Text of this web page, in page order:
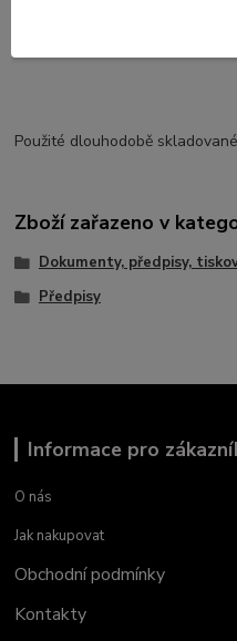
Použité dlouhodobě
Zboží zařazeno v
Dokumenty, předpisy,
Předpisy
Informace pro
O nás
Jak nakupovat
Obchodní podmínky
Kontakty